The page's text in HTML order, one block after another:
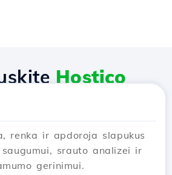
renka ir apdoroja slapukus
saugumui, srauto analizei ir
gerinimui.
Hostico